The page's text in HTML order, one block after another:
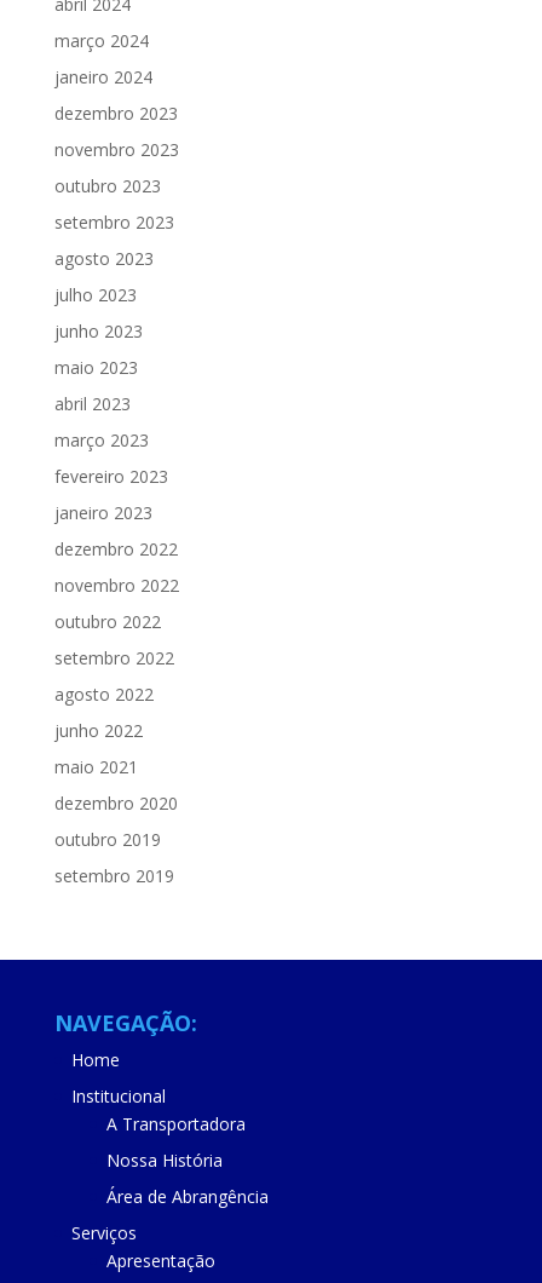
março 2024
janeiro 2024
dezembro 2023
novembro 2023
outubro 2023
setembro 2023
agosto 2023
julho 2023
junho 2023
maio 2023
abril 2023
março 2023
fevereiro 2023
janeiro 2023
dezembro 2022
novembro 2022
outubro 2022
setembro 2022
agosto 2022
junho 2022
maio 2021
dezembro 2020
outubro 2019
setembro 2019
NAVEGAÇÃO:
Home
Institucional
A Transportadora
Nossa História
Área de Abrangência
Serviços
Apresentação